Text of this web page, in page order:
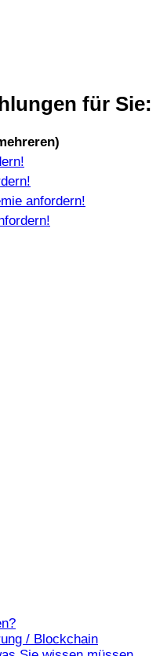
für Sie:
anfordern!
/ Blockchain